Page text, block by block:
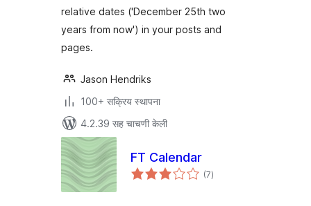
relative dates ('December 25th two
years from now') in your posts and
pages.
Jason Hendriks
100+ सक्रिय स्थापना
4.2.39 सह चाचणी केली
FT Calendar
(7एकूण
मूल्यांकन
)